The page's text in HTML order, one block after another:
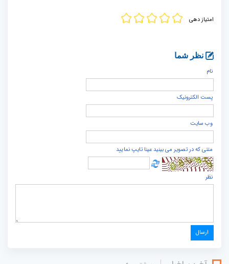
امتیاز دهی
نظر شما
نام
پست الكترونيک
وب سایت
متنی که در تصویر می بینید عینا تایپ نمایید
نظر